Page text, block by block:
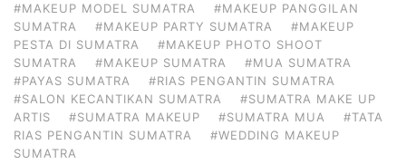
#MAKEUP MODEL SUMATRA
#MAKEUP PANGGILAN
SUMATRA
#MAKEUP PARTY SUMATRA
#MAKEUP
PESTA DI SUMATRA
#MAKEUP PHOTO SHOOT
SUMATRA
#MAKEUP SUMATRA
#MUA SUMATRA
#PAYAS SUMATRA
#RIAS PENGANTIN SUMATRA
#SALON KECANTIKAN SUMATRA
#SUMATRA MAKE UP
ARTIS
#SUMATRA MAKEUP #SUMATRA MUA
#TATA
RIAS PENGANTIN SUMATRA
#WEDDING MAKEUP
SUMATRA